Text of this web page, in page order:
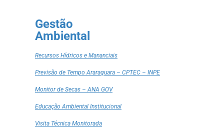
Gestão
Ambiental
Recursos Hídricos e Mananciais
Previsão de Tempo Araraquara – CPTEC – INPE
Monitor de Secas – ANA GOV
Educação Ambiental Institucional
Visita Técnica Monitorada